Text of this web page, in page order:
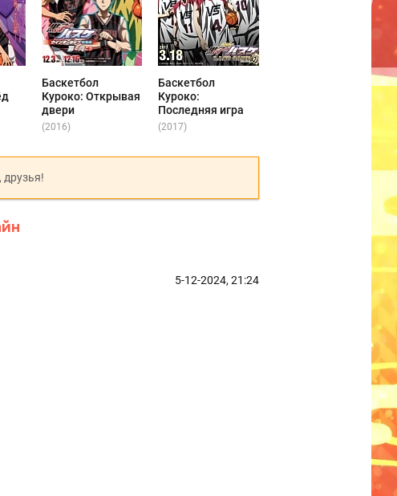
Баскетбол
Куроко: Открывая
двери
(2016)
Баскетбол
Куроко:
Последняя игра
(2017)
друзья!
5-12-2024, 21:24